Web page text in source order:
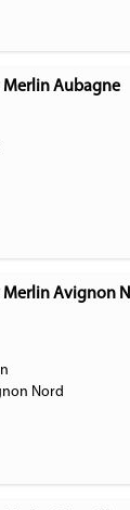
Merlin Aubagne
Merlin Avignon
Nord